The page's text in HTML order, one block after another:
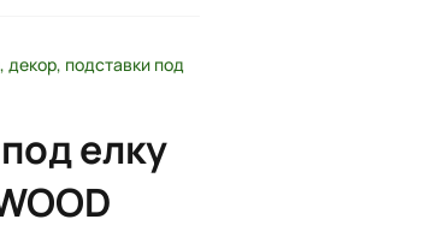
декор, подставки под
елку